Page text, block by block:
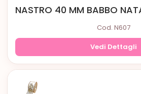
NASTRO 40 MM BABBO
Cod. N607
Vedi Dettagli